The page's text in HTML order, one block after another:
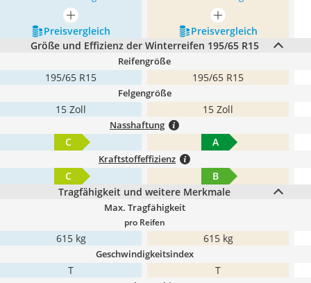
mehr anzeigen
mehr anzeigen
Preis­vergleich
Preis­vergleich
Größe und Effizienz der Winterreifen 195/65 R15
Reifengröße
195/65 R15 195/65 R15
Felgengröße
15 Zoll 15 Zoll
Nasshaftung
C A
Kraftstoffeffizienz
C
B
Tragfähigkeit und weitere Merkmale
Max. Tragfähigkeit
pro Reifen
615 kg 615 kg
Geschwindigkeitsindex
T T